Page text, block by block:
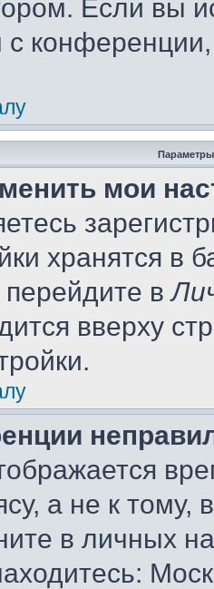
Если вы
Параметры
мои
хранятся в
перейдите в
вверху
а не к тому,
в личных